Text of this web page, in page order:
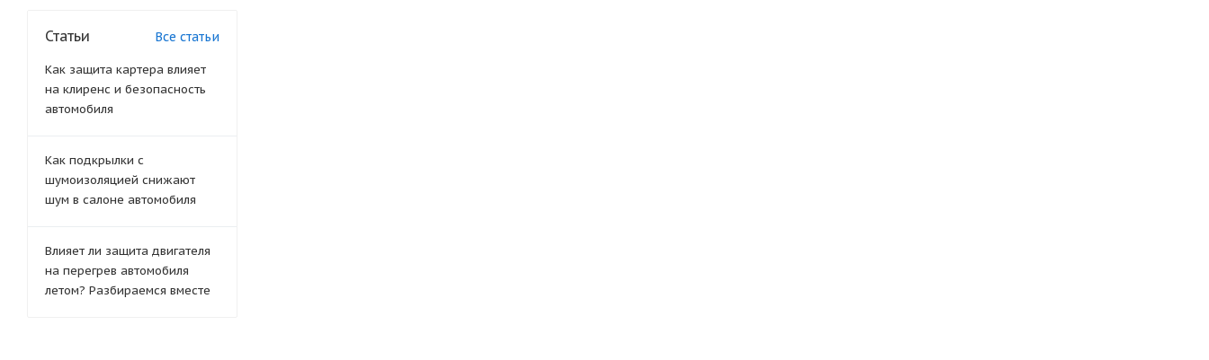
Статьи Все статьи
Как защита картера влияет
на клиренс и безопасность
автомобиля
Как подкрылки с
шумоизоляцией снижают
шум в салоне автомобиля
Влияет ли защита двигателя
на перегрев автомобиля
летом? Разбираемся вместе